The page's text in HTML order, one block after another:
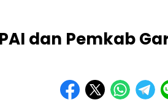
dan Pemkab